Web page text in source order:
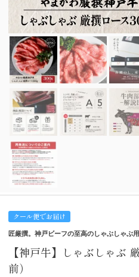
クール便でお届け
匠厳撰。神戸ビーフの至高のしゃぶしゃぶ
【神戸牛】しゃぶしゃぶ
前）